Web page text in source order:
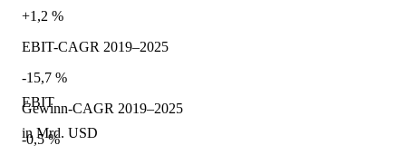
EBIT
in Mrd. USD
+1,2 %
EBIT-CAGR 2019–2025
-15,7 %
Gewinn-CAGR 2019–2025
-0,5 %